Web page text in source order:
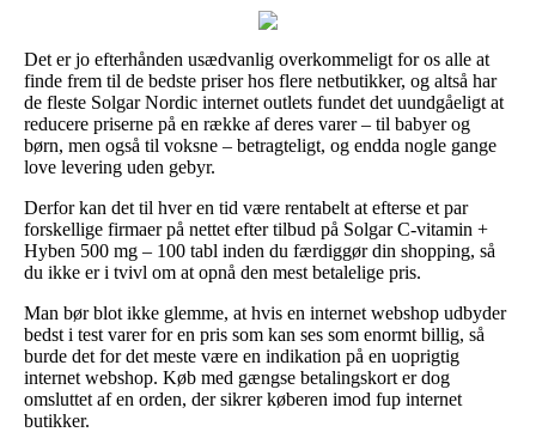
Det er jo efterhånden usædvanlig overkommeligt for os alle at
finde frem til de bedste priser hos flere netbutikker, og altså har
de fleste Solgar Nordic internet outlets fundet det uundgåeligt at
reducere priserne på en række af deres varer – til babyer og
børn, men også til voksne – betragteligt, og endda nogle gange
love levering uden gebyr.
Derfor kan det til hver en tid være rentabelt at efterse et par
forskellige firmaer på nettet efter tilbud på Solgar C-vitamin +
Hyben 500 mg – 100 tabl inden du færdiggør din shopping, så
du ikke er i tvivl om at opnå den mest betalelige pris.
Man bør blot ikke glemme, at hvis en internet webshop udbyder
bedst i test varer for en pris som kan ses som enormt billig, så
burde det for det meste være en indikation på en uoprigtig
internet webshop. Køb med gængse betalingskort er dog
omsluttet af en orden, der sikrer køberen imod fup internet
butikker.